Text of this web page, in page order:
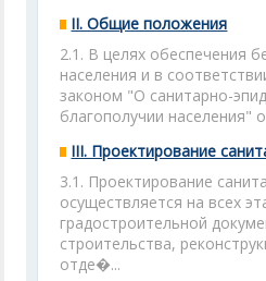
II. Общие положения
2.1. В целях обеспечения
населения и в
законом "О санитарно-
благополучии населения"
III. Проектирование
3.1. Проектирование
осуществляется на всех
градостроительной
строительства,
отде�...